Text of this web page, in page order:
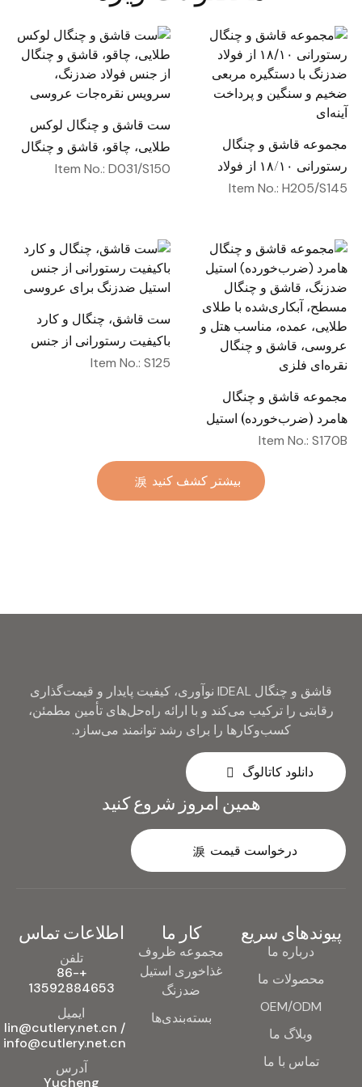
مجموعه قاشق و چنگال
رستورانی ۱۸/۱۰ از فولاد
ضدزنگ با دستگیره مربعی
Item No.: H205/S145
ست قاشق و چنگال لوکس
طلایی، چاقو، قاشق و چنگال
از جنس فولاد ضدزنگ،
Item No.: D031/S150
مجموعه قاشق و چنگال
هامرد (ضرب‌خورده) استیل
ضدزنگ، قاشق و چنگال
مسطح، آبکاری‌شده با طلای
طلایی، عمده، مناسب هتل و
عروسی، قاشق و چنگال
Item No.: S170B
ست قاشق، چنگال و کارد
باکیفیت رستورانی از جنس
استیل ضدزنگ برای عروسی
Item No.: S125
بیشتر کشف کنید
قاشق و چنگال IDEAL نوآوری، کیفیت پایدار و قیمت‌گذاری
رقابتی را ترکیب می‌کند و با ارائه راه‌حل‌های تأمین مطمئن،
کسب‌وکارها را برای رشد توانمند می‌سازد.
دانلود کاتالوگ
همین امروز شروع کنید
درخواست قیمت
پیوندهای سریع
درباره ما
محصولات ما
OEM/ODM
وبلاگ ما
تماس با ما
کار ما
مجموعه ظروف
غذاخوری استیل
ضدزنگ
بسته‌بندی‌ها
اطلاعات تماس
تلفن
+86-
13592884653
ایمیل
lin@cutlery.net.cn /
info@cutlery.net.cn
آدرس
Yucheng